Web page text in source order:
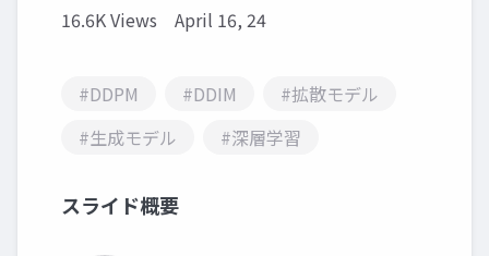
16.6K Views April 16, 24
#DDPM #DDIM
#拡散モデル
#生成モデル
#深層学習
スライド概要